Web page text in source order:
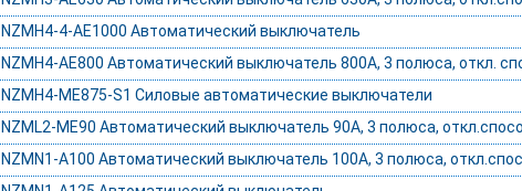
NZMH4-4-AE1000 Автоматический выключатель
NZMH4-AE800 Автоматический выключатель 800А, 3 полюса, откл.
NZMH4-ME875-S1 Силовые автоматические выключатели
NZML2-ME90 Автоматический выключатель 90А, 3 полюса,
NZMN1-A100 Автоматический выключатель 100А, 3 полюса,